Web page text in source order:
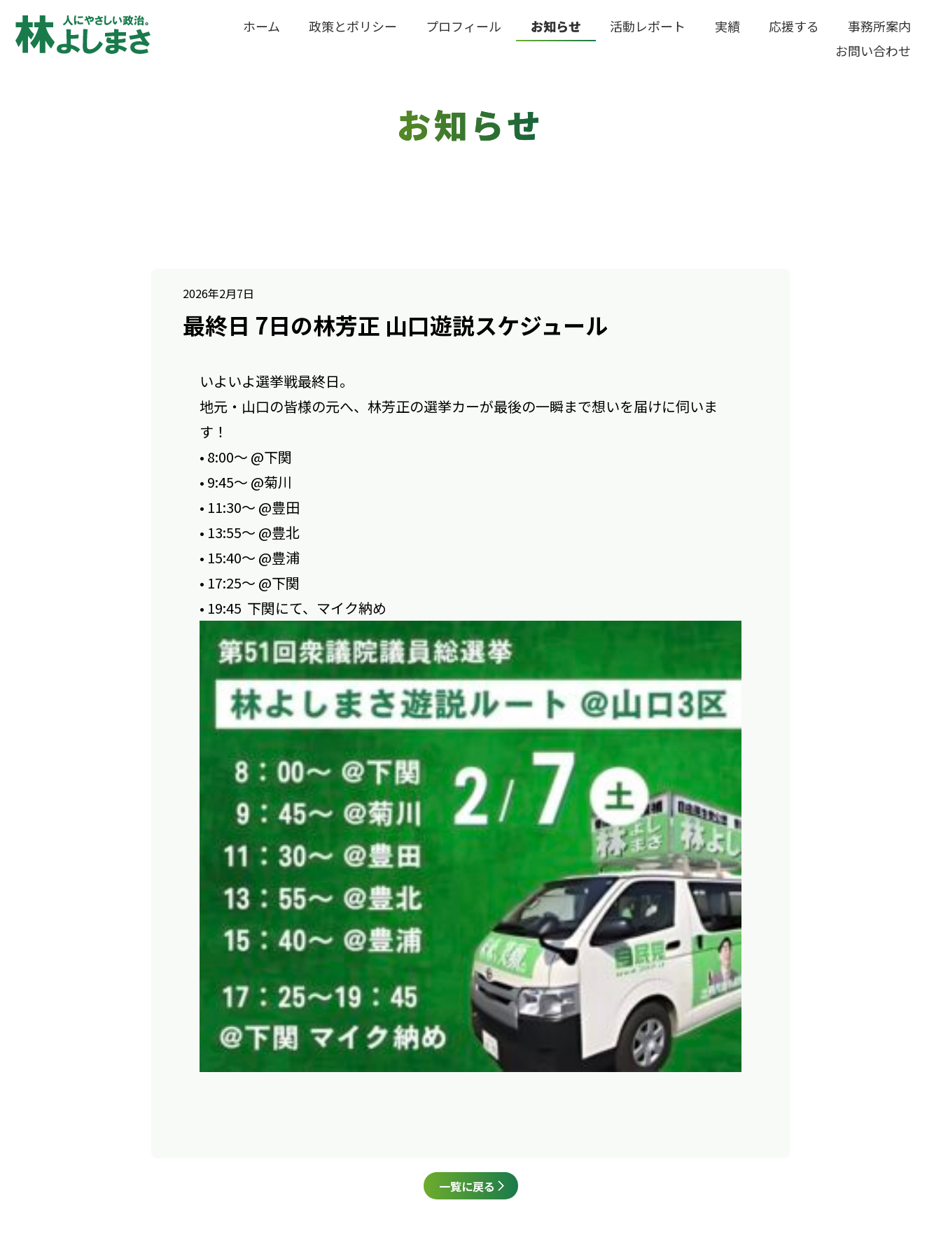
ホーム 政策とポリシー プロフィール お知らせ 活動レポート 実績 応援する
事務所案内
お問い合わせ
お知らせ
2026年2月7日
最終日 7日の林芳正 山口遊説スケジュール
いよいよ選挙戦最終日。
地元・山口の皆様の元へ、林芳正の選挙カーが最後の一瞬まで想いを届けに伺いま
す！
• 8:00〜 @下関
• 9:45〜 @菊川
• 11:30〜 @豊田
• 13:55〜 @豊北
• 15:40〜 @豊浦
• 17:25〜 @下関
• 19:45 下関にて、マイク納め
一覧に戻る